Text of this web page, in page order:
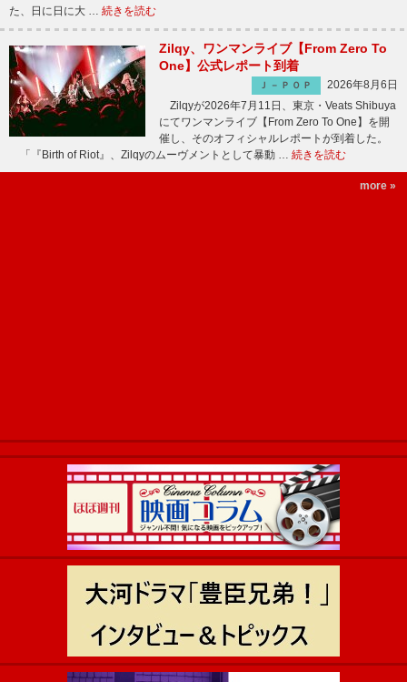
た、日に日に大 … 続きを読む
Zilqy、ワンマンライブ【From Zero To
One】公式レポート到着
Ｊ－ＰＯＰ
2026年8月6日
Zilqyが2026年7月11日、東京・Veats Shibuya
にてワンマンライブ【From Zero To One】を開
催し、そのオフィシャルレポートが到着した。
「『Birth of Riot』、Zilqyのムーヴメントとして暴動 … 続きを読む
more »